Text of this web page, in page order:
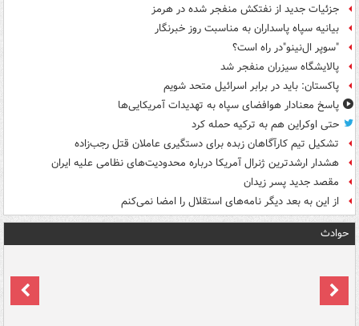
جزئیات جدید از نفتکش منفجر شده در هرمز
بیانیه سپاه پاسداران به مناسبت روز خبرنگار
"سوپر ال‌نینو"در راه است؟
پالایشگاه سیزران منفجر شد
پاکستان: باید در برابر اسرائیل متحد شویم
پاسخ معنادار هوافضای سپاه به تهدیدات آمریکایی‌ها
حتی اوکراین هم به ترکیه حمله کرد
تشکیل تیم کارآگاهان زبده برای دستگیری عاملان قتل رجب‌زاده
هشدار ارشدترین ژنرال آمریکا درباره محدودیت‌های نظامی علیه ایران
مقصد جدید پسر زیدان
از این به بعد دیگر نامه‌های استقلال را امضا نمی‌کنم
حوادث